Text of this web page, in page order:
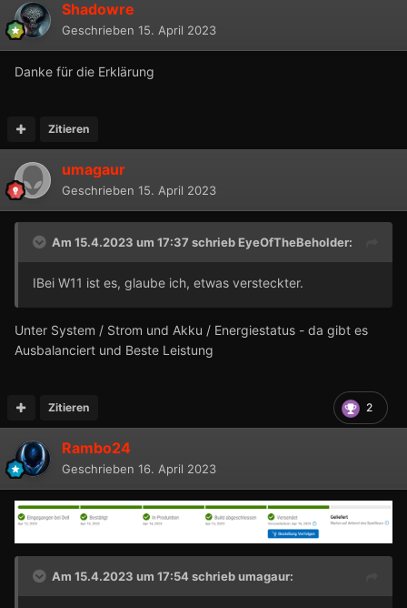
Shadowre
Geschrieben 15. April 2023
Danke für die Erklärung
Zitieren
umagaur
Geschrieben 15. April 2023
Am 15.4.2023 um 17:37 schriebEyeOfTheBeholder:
IBei W11 ist es, glaube ich, etwas versteckter.
Unter System / Strom und Akku / Energiestatus - da gibt es
Ausbalanciert und Beste Leistung
2
Zitieren
Rambo24
Geschrieben 16. April 2023
Am 15.4.2023 um 17:54 schriebumagaur: